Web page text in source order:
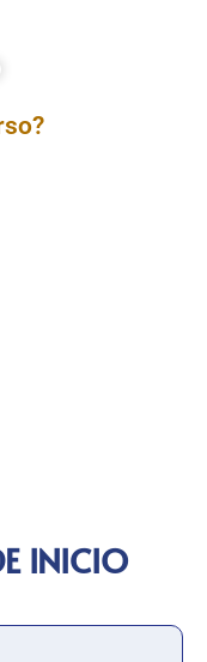
INICIO